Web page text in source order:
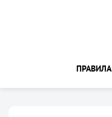
ПРАВИЛА